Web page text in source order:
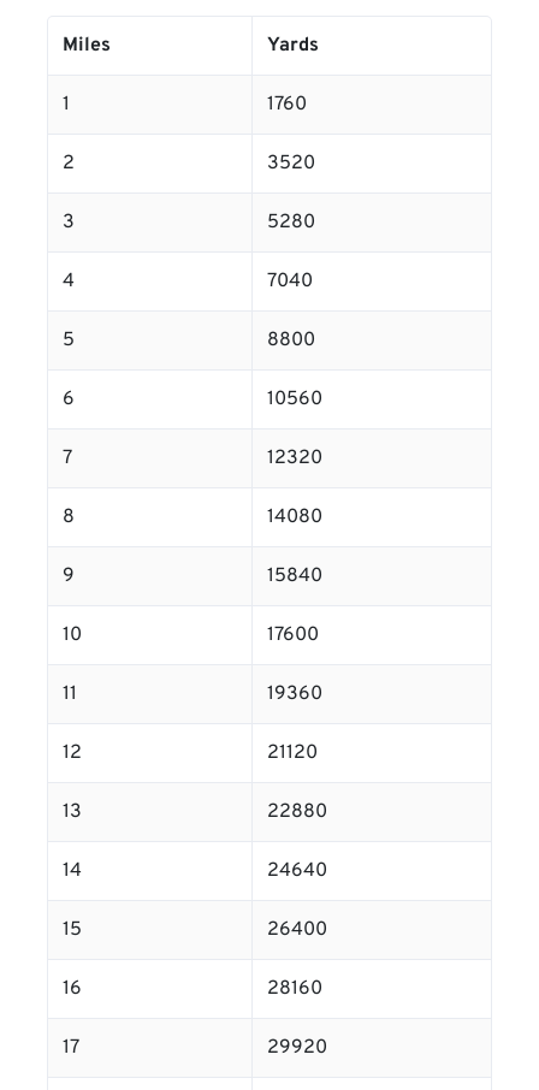
Miles Yards
1 1760
2 3520
3 5280
4 7040
5 8800
6 10560
7 12320
8 14080
9 15840
10 17600
11 19360
12 21120
13 22880
14 24640
15 26400
16 28160
17 29920